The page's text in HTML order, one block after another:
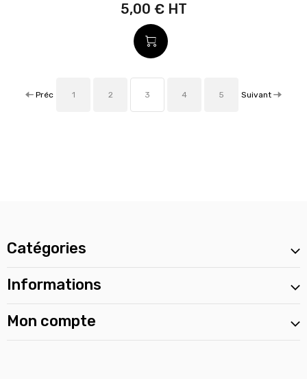
5,00 €
Préc 1 2 3 4 5 Suivant
Catégories
Informations
Mon compte